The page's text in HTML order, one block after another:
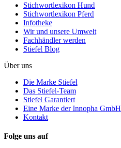
Stichwortlexikon Hund
Stichwortlexikon Pferd
Infotheke
Wir und unsere Umwelt
Fachhändler werden
Stiefel Blog
Über uns
Die Marke Stiefel
Das Stiefel-Team
Stiefel Garantiert
Eine Marke der Innopha GmbH
Kontakt
Folge uns auf